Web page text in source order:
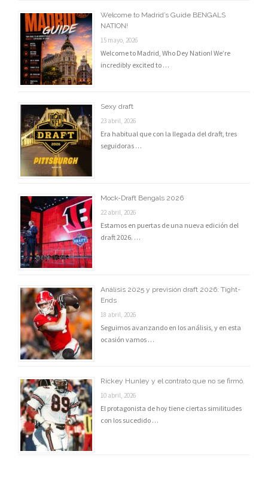
Welcome to Madrid’s Guide BENGALS
NATION!
15 mayo, 2026
Welcome to Madrid, Who Dey Nation! We’re
incredibly excited to …
Sexy draft
23 abril, 2026
Era habitual que con la llegada del draft, tres
seguidoras …
Mock-Draft Bengals 2026
22 abril, 2026
Estamos en puertas de una nueva edición del
draft 2026. …
Análisis 2025 y previsión draft 2026: Tight-
Ends
18 abril, 2026
Seguimos avanzando en los análisis, y en esta
ocasión vamos …
Rickey Hunley y el contrato que no se firmó.
10 abril, 2026
El protagonista de hoy tiene ciertas similitudes
con los sucedido …